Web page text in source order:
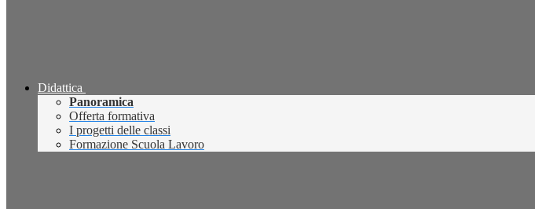
Didattica
Panoramica
Offerta formativa
I progetti delle classi
Formazione Scuola Lavoro